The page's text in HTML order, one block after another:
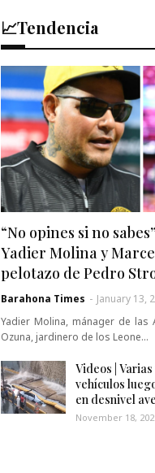
📈Tendencia
“No opines si no
Yadier Molina y
pelotazo de Pedro
Barahona Times - January 13,
Yadier Molina, mánager de las
Ozuna, jardinero de los Leone…
Videos |
vehículos
en desnivel
November 18,